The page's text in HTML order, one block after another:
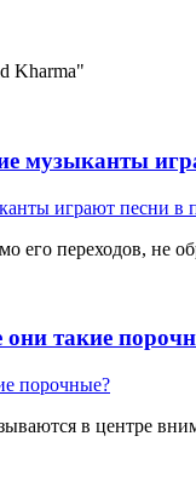
Kharma"
музыканты
его переходов, не
такие
в центре